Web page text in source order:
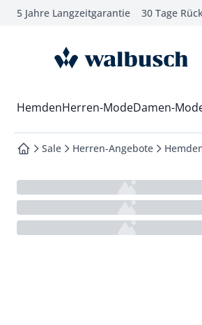
springen
springen
springen
5 Jahre Langzeitgarantie 30 Tage
zur Startseite
Wechsel in das Menü mit Pfeil-
HemdenHerren-ModeDamen-
zur Startseite
Sale Herren-Angebote